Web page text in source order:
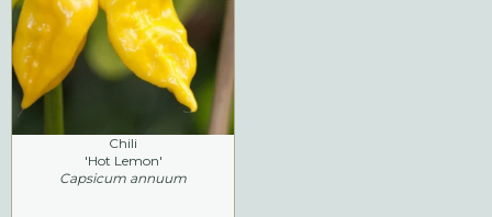
Chili
'Hot Lemon'
Capsicum annuum